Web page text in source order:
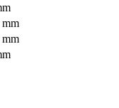
mm
mm